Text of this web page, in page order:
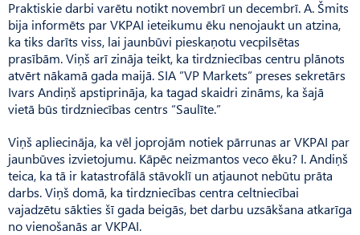
Praktiskie darbi varētu notikt novembrī un decembrī. A. Šmits
bija informēts par VKPAI ieteikumu ēku nenojaukt un atzina,
ka tiks darīts viss, lai jaunbūvi pieskaņotu vecpilsētas
prasībām. Viņš arī zināja teikt, ka tirdzniecības centru plānots
atvērt nākamā gada maijā. SIA ”VP Markets” preses sekretārs
Ivars Andiņš apstiprināja, ka tagad skaidri zināms, ka šajā
vietā būs tirdzniecības centrs “Saulīte.”
Viņš apliecināja, ka vēl joprojām notiek pārrunas ar VKPAI par
jaunbūves izvietojumu. Kāpēc neizmantos veco ēku? I. Andiņš
teica, ka tā ir katastrofālā stāvoklī un atjaunot nebūtu prāta
darbs. Viņš domā, ka tirdzniecības centra celtniecībai
vajadzētu sākties šī gada beigās, bet darbu uzsākšana atkarīga
no vienošanās ar VKPAI.